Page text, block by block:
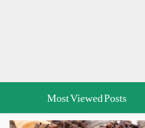
Most Viewed Posts